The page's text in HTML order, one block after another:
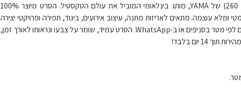
סרט סאטן סקרלט – אדום עמוק בוהק (מק"ט 260) של YAMA, מותג בינלאומי המוביל את עולם הטקסטיל. הסרט מיוצר 100%
ומלא עוצמה. מתאים לאריזות מתנה, עיצוב אירועים, ביגוד, תפירה ופרויקטי יצירה
מקצועיים. כל גלגל מכיל 92 מטר, וניתן לרכוש גם לפי מטר בסניפים או ב-WhatsApp. הסרט עמיד, שומר על צבעו ונראותו לאורך זמן,
14 יום בלבד!